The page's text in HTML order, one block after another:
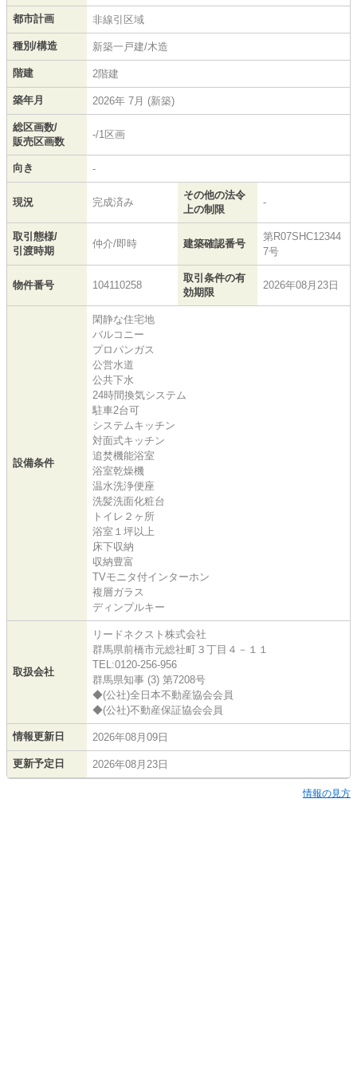
都市計画 非線引区域
種別/構造 新築一戸建/木造
階建 2階建
築年月 2026年 7月 (新築)
総区画数/
販売区画数
-/1区画
向き -
現況 完成済み
その他の法令
上の制限
-
取引態様/
引渡時期
仲介/即時 建築確認番号
第R07SHC12344
7号
物件番号 104110258
取引条件の有
効期限
2026年08月23日
設備条件
閑静な住宅地
バルコニー
プロパンガス
公営水道
公共下水
24時間換気システム
駐車2台可
システムキッチン
対面式キッチン
追焚機能浴室
浴室乾燥機
温水洗浄便座
洗髪洗面化粧台
トイレ２ヶ所
浴室１坪以上
床下収納
収納豊富
TVモニタ付インターホン
複層ガラス
ディンプルキー
取扱会社
リードネクスト株式会社
群馬県前橋市元総社町３丁目４－１１
TEL:0120-256-956
群馬県知事 (3) 第7208号
◆(公社)全日本不動産協会会員
◆(公社)不動産保証協会会員
情報更新日 2026年08月09日
更新予定日 2026年08月23日
情報の見方